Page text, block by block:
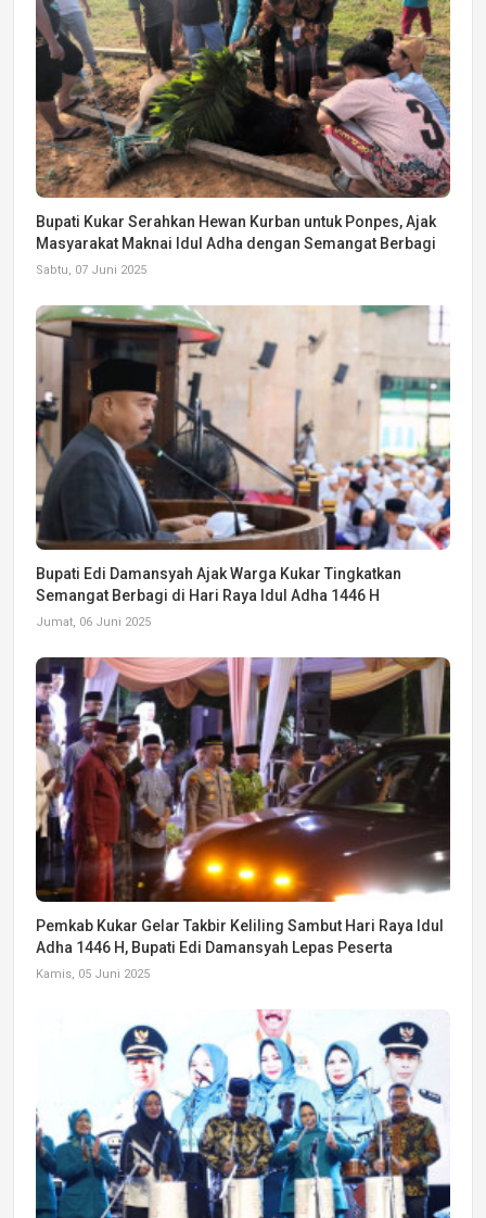
Bupati Kukar Serahkan Hewan Kurban untuk Ponpes, Ajak
Masyarakat Maknai Idul Adha dengan Semangat Berbagi
Sabtu, 07 Juni 2025
Bupati Edi Damansyah Ajak Warga Kukar Tingkatkan
Semangat Berbagi di Hari Raya Idul Adha 1446 H
Jumat, 06 Juni 2025
Pemkab Kukar Gelar Takbir Keliling Sambut Hari Raya Idul
Adha 1446 H, Bupati Edi Damansyah Lepas Peserta
Kamis, 05 Juni 2025